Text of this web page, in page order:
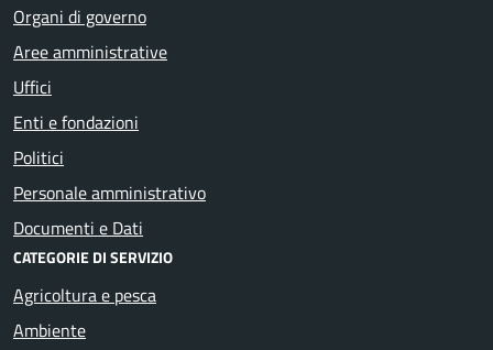
Organi di governo
Aree amministrative
Uffici
Enti e fondazioni
Politici
Personale amministrativo
Documenti e Dati
CATEGORIE DI SERVIZIO
Agricoltura e pesca
Ambiente